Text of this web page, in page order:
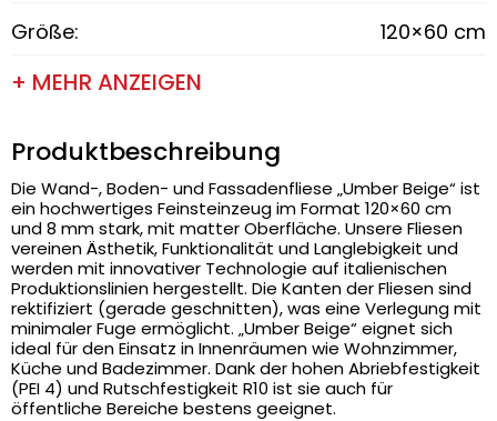
Größe: 120×60 cm
+ MEHR ANZEIGEN
Produktbeschreibung
Die Wand-, Boden- und Fassadenfliese „Umber Beige“ ist
ein hochwertiges Feinsteinzeug im Format 120×60 cm
und 8 mm stark, mit matter Oberfläche. Unsere Fliesen
vereinen Ästhetik, Funktionalität und Langlebigkeit und
werden mit innovativer Technologie auf italienischen
Produktionslinien hergestellt. Die Kanten der Fliesen sind
rektifiziert (gerade geschnitten), was eine Verlegung mit
minimaler Fuge ermöglicht. „Umber Beige“ eignet sich
ideal für den Einsatz in Innenräumen wie Wohnzimmer,
Küche und Badezimmer. Dank der hohen Abriebfestigkeit
(PEI 4) und Rutschfestigkeit R10 ist sie auch für
öffentliche Bereiche bestens geeignet.